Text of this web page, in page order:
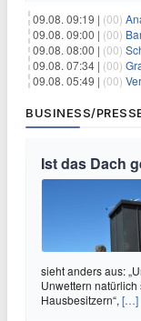
09.08. 09:19 | (00)
09.08. 09:00 | (00)
09.08. 08:00 | (00)
09.08. 07:34 | (00)
09.08. 05:49 | (00)
BUSINESS/
Ist das Dach
sieht anders aus:
Unwettern
Hausbesitzern“, […]